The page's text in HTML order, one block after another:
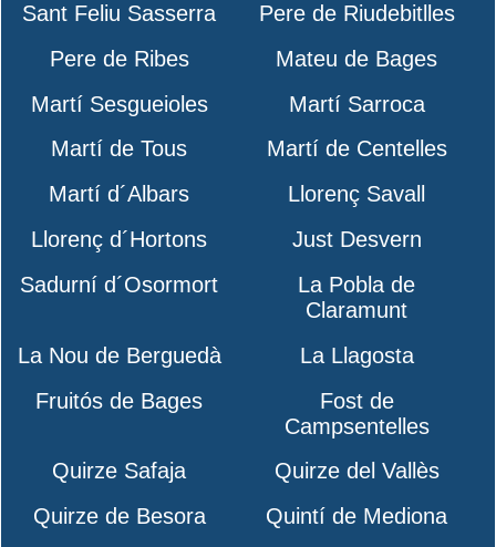
Sant Feliu Sasserra
Pere de Riudebitlles
Pere de Ribes
Mateu de Bages
Martí Sesgueioles
Martí Sarroca
Martí de Tous
Martí de Centelles
Martí d´Albars
Llorenç Savall
Llorenç d´Hortons
Just Desvern
Sadurní d´Osormort
La Pobla de
Claramunt
La Nou de Berguedà
La Llagosta
Fruitós de Bages
Fost de
Campsentelles
Quirze Safaja
Quirze del Vallès
Quirze de Besora
Quintí de Mediona